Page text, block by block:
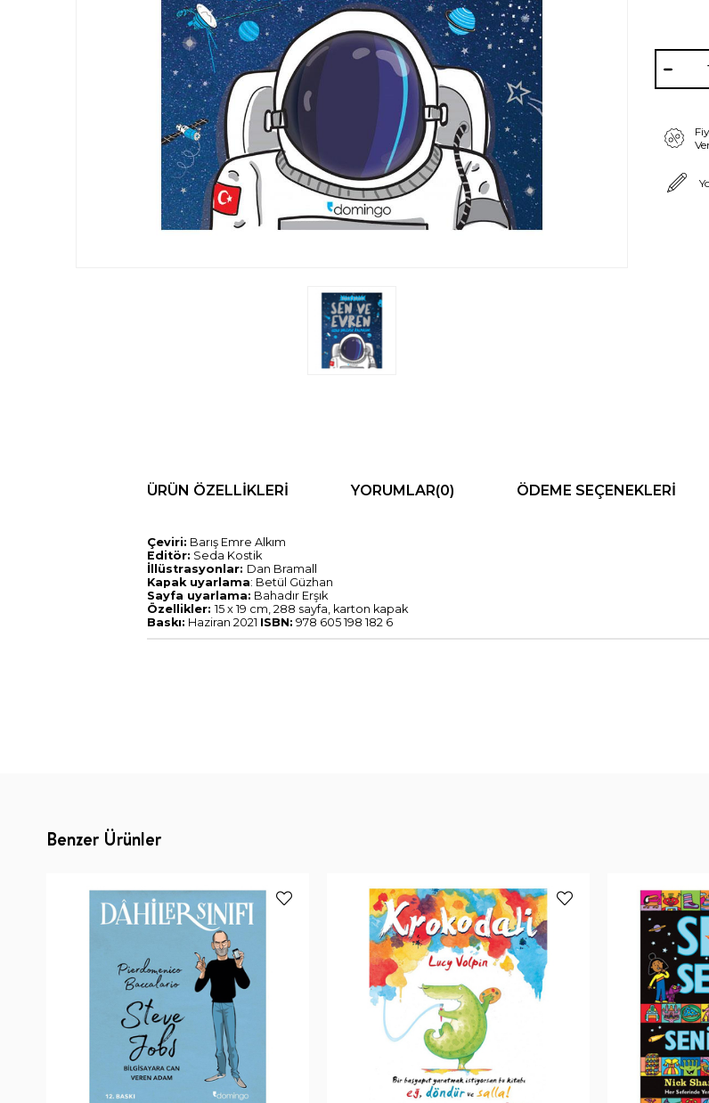
ÜRÜN ÖZELLIKLERI YORUMLAR(0) ÖDEME SEÇENEKLERI
Çeviri: Barış Emre Alkım
Editör: Seda Kostik
İllüstrasyonlar: Dan Bramall
Kapak uyarlama: Betül Güzhan
Sayfa uyarlama: Bahadır Erşık
Özellikler: 15 x 19 cm, 288 sayfa, karton kapak
Baskı: Haziran 2021 ISBN: 978 605 198 182 6
Benzer Ürünler